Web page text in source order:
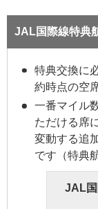
JAL国際線特典
特典交換に
約時点の空
一番マイル
ただける席
変動する追
です（特典
JAL国